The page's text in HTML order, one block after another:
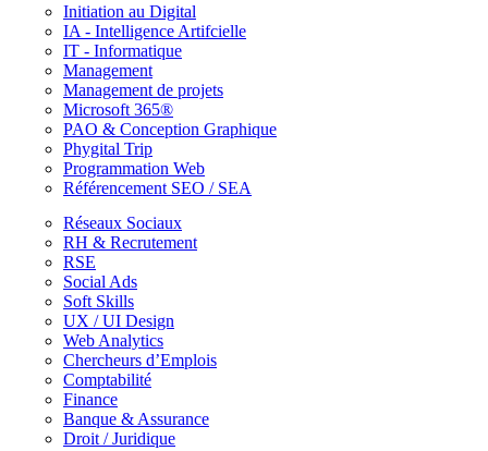
Initiation au Digital
IA - Intelligence Artifcielle
IT - Informatique
Management
Management de projets
Microsoft 365®
PAO & Conception Graphique
Phygital Trip
Programmation Web
Référencement SEO / SEA
Réseaux Sociaux
RH & Recrutement
RSE
Social Ads
Soft Skills
UX / UI Design
Web Analytics
Chercheurs d’Emplois
Comptabilité
Finance
Banque & Assurance
Droit / Juridique